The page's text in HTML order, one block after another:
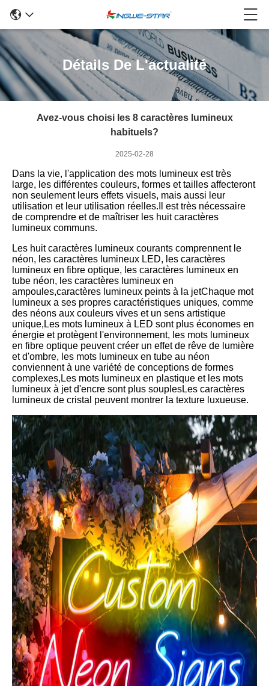
Détails De L'actualité
Avez-vous choisi les 8 caractères lumineux
habituels?
2025-02-28
Dans la vie, l'application des mots lumineux est très
large, les différentes couleurs, formes et tailles affecteront
non seulement leurs effets visuels, mais aussi leur
utilisation et leur utilisation réelles.Il est très nécessaire
de comprendre et de maîtriser les huit caractères
lumineux communs.
Les huit caractères lumineux courants comprennent le
néon, les caractères lumineux LED, les caractères
lumineux en fibre optique, les caractères lumineux en
tube néon, les caractères lumineux en
ampoules,caractères lumineux peints à la jetChaque mot
lumineux a ses propres caractéristiques uniques, comme
des néons aux couleurs vives et un sens artistique
unique,Les mots lumineux à LED sont plus économes en
énergie et protègent l'environnement, les mots lumineux
en fibre optique peuvent créer un effet de rêve de lumière
et d'ombre, les mots lumineux en tube au néon
conviennent à une variété de conceptions de formes
complexes,Les mots lumineux en plastique et les mots
lumineux à jet d'encre sont plus souplesLes caractères
lumineux de cristal peuvent montrer la texture luxueuse.